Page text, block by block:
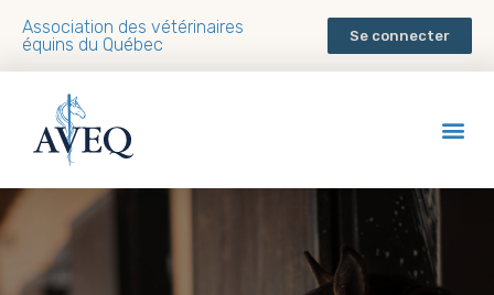
Association des vétérinaires
équins du Québec
Se connecter